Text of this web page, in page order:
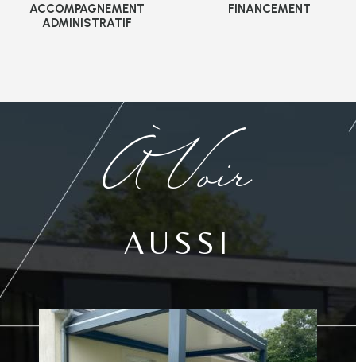
ACCOMPAGNEMENT
ADMINISTRATIF
FINANCEMENT
À Voir
AUSSI